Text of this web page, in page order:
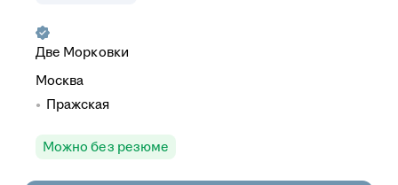
Две Морковки
Москва
Пражская
Можно без резюме